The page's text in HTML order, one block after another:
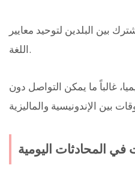
بين البلدين لتوحيد معايير
اللغة.
غالباً ما يمكن التواصل دون
في المحادثات اليومية